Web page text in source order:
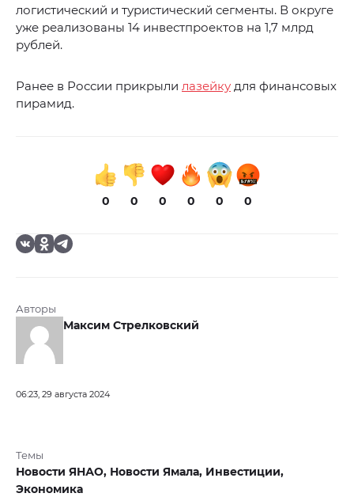
логистический и туристический сегменты. В округе
уже реализованы 14 инвестпроектов на 1,7 млрд
рублей.
Ранее в России прикрыли лазейку для финансовых
пирамид.
0 0 0 0 0 0
Авторы
Максим Стрелковский
06:23, 29 августа 2024
Темы
Новости ЯНАО, Новости Ямала, Инвестиции,
Экономика